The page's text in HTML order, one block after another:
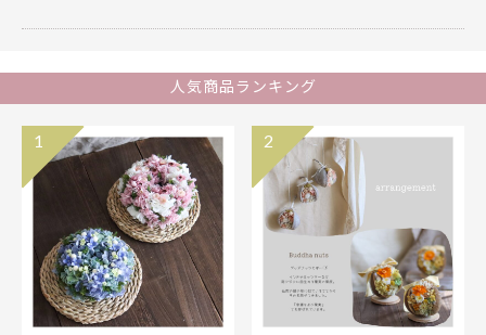
人気商品ランキング
1 2